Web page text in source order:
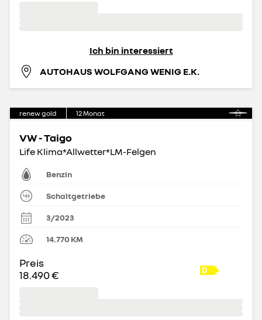
Ich bin interessiert
AUTOHAUS WOLFGANG WENIG E.K.
renew gold 12Monat
VW - Taigo
Life Klima*Allwetter*LM-Felgen
Benzin
Schaltgetriebe
3/2023
14.770KM
Preis
18.490 €